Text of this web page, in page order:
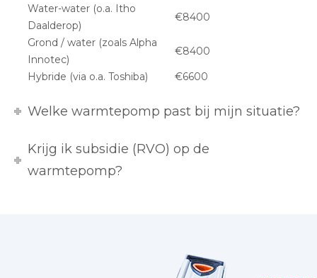
Water-water (o.a. Itho
Daalderop)
€8400
Grond / water (zoals Alpha
Innotec)
€8400
Hybride (via o.a. Toshiba)
€6600
Welke warmtepomp past bij mijn situatie?
Krijg ik subsidie (RVO) op de
warmtepomp?